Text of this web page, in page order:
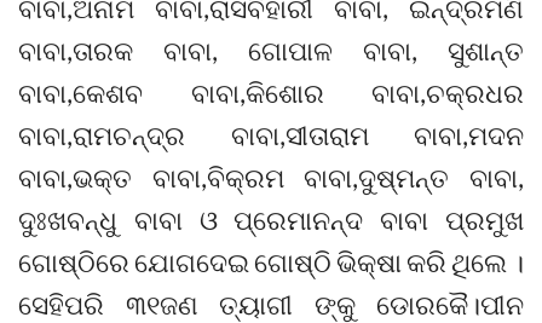
ବାବା,ଅନାମ ବାବା,ରାସବିହାରୀ ବାବା, ଇନ୍ଦ୍ରମଣି
ବାବା,ତାରକ ବାବା, ଗୋପାଳ ବାବା, ସୁଶାନ୍ତ
ବାବା,କେଶବ ବାବା,କିଶୋର ବାବା,ଚକ୍ରଧର
ବାବା,ରାମଚନ୍ଦ୍ର ବାବା,ସୀତାରାମ ବାବା,ମଦନ
ବାବା,ଭକ୍ତ ବାବା,ବିକ୍ରମ ବାବା,ଦୁଷ୍ମନ୍ତ ବାବା,
ଦୁଃଖବନ୍ଧୁ ବାବା ଓ ପ୍ରେମାନନ୍ଦ ବାବା ପ୍ରମୁଖ
ଗୋଷ୍ଠିରେ ଯୋଗଦେଇ ଗୋଷ୍ଠି ଭିକ୍ଷା କରି ଥିଲେ ।
ସେହିପରି ୩୧ଜଣ ତ୍ୟାଗୀ ଙ୍କୁ ଡୋରକୈ।ପୀନ